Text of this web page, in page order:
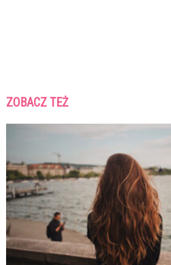
ZOBACZ TEŻ